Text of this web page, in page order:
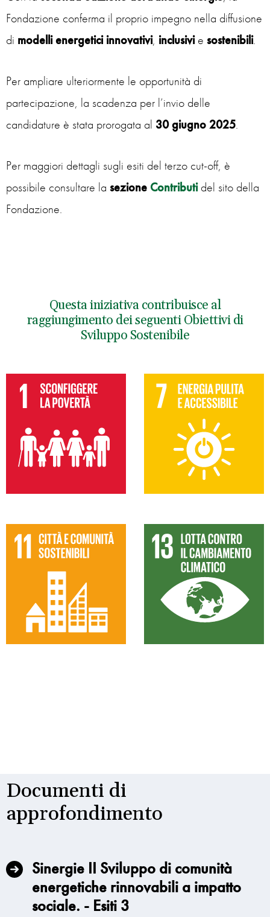
Fondazione conferma il proprio impegno nella diffusione
di modelli energetici innovativi, inclusivie sostenibili.
Per ampliare ulteriormente le opportunità di
partecipazione, la scadenza per l’invio delle
candidature è stata prorogata al 30 giugno 2025.
Per maggiori dettagli sugli esiti del terzo cut-off, è
possibile consultare la sezione Contributidel sito della
Fondazione.
Questa iniziativa contribuisce al
raggiungimento dei seguenti Obiettivi di
Sviluppo Sostenibile
Documenti di
approfondimento
Sinergie II Sviluppo di comunità
energetiche rinnovabili a impatto
sociale. - Esiti 3